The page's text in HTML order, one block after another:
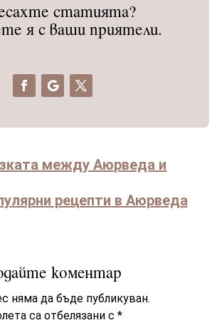
статията?
я с ваши приятели.
между Аюрведа и
рецепти в Аюрведа
коментар
няма да бъде публикуван.
са отбелязани с*